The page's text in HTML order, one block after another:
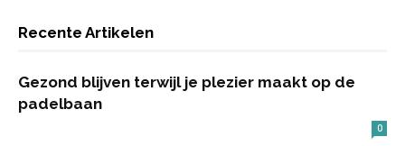
Recente Artikelen
Gezond blijven terwijl je plezier maakt op de
padelbaan
0